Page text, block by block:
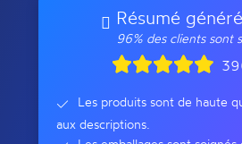
Résumé
96% des clients sont
Les produits sont de haute
aux descriptions.